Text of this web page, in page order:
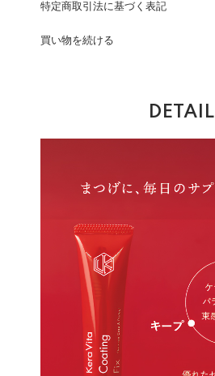
特定商取引法に基づく表記
買い物を続ける
DETAIL